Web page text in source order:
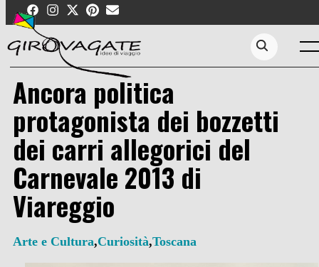
content
Search...
Ancora politica
protagonista dei bozzetti
dei carri allegorici del
Carnevale 2013 di
Viareggio
Arte e Cultura,Curiosità,Toscana